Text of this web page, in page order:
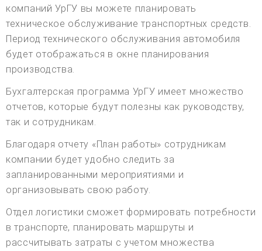
компаний УрГУ вы можете планировать
техническое обслуживание транспортных средств.
Период технического обслуживания автомобиля
будет отображаться в окне планирования
производства.
Бухгалтерская программа УрГУ имеет множество
отчетов, которые будут полезны как руководству,
так и сотрудникам.
Благодаря отчету «План работы» сотрудникам
компании будет удобно следить за
запланированными мероприятиями и
организовывать свою работу.
Отдел логистики сможет формировать потребности
в транспорте, планировать маршруты и
рассчитывать затраты с учетом множества